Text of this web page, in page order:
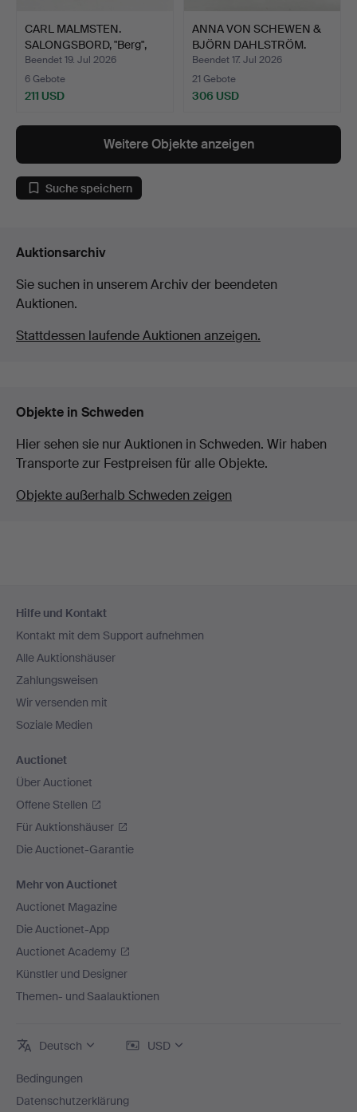
CARL MALMSTEN.
SALONGSBORD, "Berg",
1940er…
Beendet 19. Jul 2026
6 Gebote
211 USD
ANNA VON SCHEWEN &
BJÖRN DAHLSTRÖM.
Schrei…
Beendet 17. Jul 2026
21 Gebote
306 USD
Weitere Objekte anzeigen
Suche speichern
Auktionsarchiv
Sie suchen in unserem Archiv der beendeten
Auktionen.
Stattdessen laufende Auktionen anzeigen.
Objekte in Schweden
Hier sehen sie nur Auktionen in Schweden. Wir haben
Transporte zur Festpreisen für alle Objekte.
Objekte außerhalb Schweden zeigen
Navigation
Hilfe und Kontakt
Kontakt mit dem Support aufnehmen
Alle Auktionshäuser
Zahlungsweisen
Wir versenden mit
Soziale Medien
Auctionet
Über Auctionet
Offene Stellen
Für Auktionshäuser
Die Auctionet-Garantie
Mehr von Auctionet
Auctionet Magazine
Die Auctionet-App
Auctionet Academy
Künstler und Designer
Themen- und Saalauktionen
Deutsch USD
Bedingungen
Datenschutzerklärung